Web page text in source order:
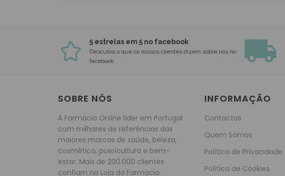
5 estrelas em 5 no facebook
Descubra o que os nossos clientes dizem sobre nós no
facebook
SOBRE NÓS
A Farmácia Online líder em Portugal
com milhares de referências das
maiores marcas de saúde, beleza,
cosmética, puericultura e bem-
estar. Mais de 200.000 clientes
confiam na Loja da Farmácia.
INFORMAÇÃO
Contactos
Quem Somos
Política de Privacidade
Política de Cookies